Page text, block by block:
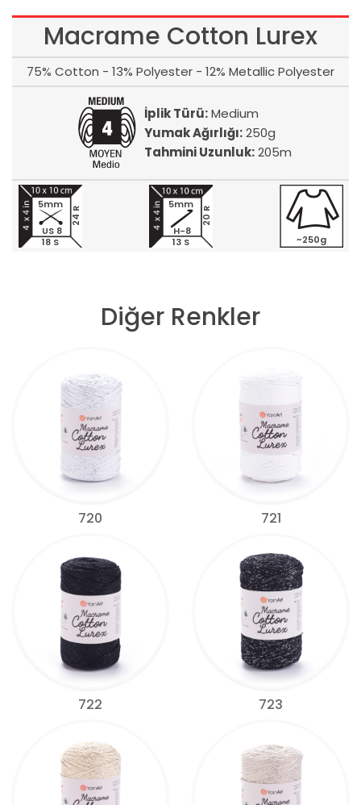
Macrame Cotton Lurex
75% Cotton - 13% Polyester - 12% Metallic Polyester
İplik Türü:Medium
Yumak Ağırlığı:250g
Tahmini Uzunluk:205m
18 S
24 R
5mm
US 8
13 S
20 R
5mm
H-8
~250g
Diğer Renkler
720 721
722 723